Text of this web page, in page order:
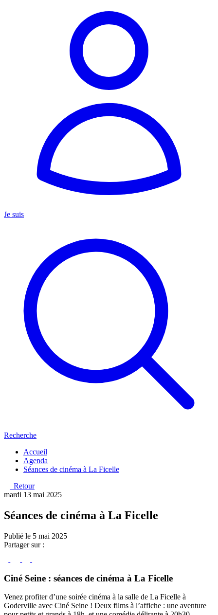
Je suis
Recherche
Accueil
Agenda
Séances de cinéma à La Ficelle
Retour
mardi 13 mai 2025
Séances de cinéma à La Ficelle
Publié le 5 mai 2025
Partager sur :
Ciné Seine : séances de cinéma à La Ficelle
Venez profiter d’une soirée cinéma à la salle de La Ficelle à
Goderville avec Ciné Seine ! Deux films à l’affiche : une aventure